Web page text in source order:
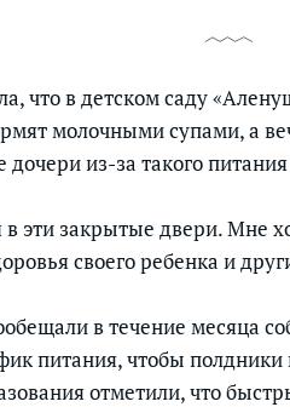
что в детском саду
молочными супами, а
из-за такого
в эти закрытые двери. Мне
своего ребенка и
в течение месяца
питания, чтобы
отметили, что